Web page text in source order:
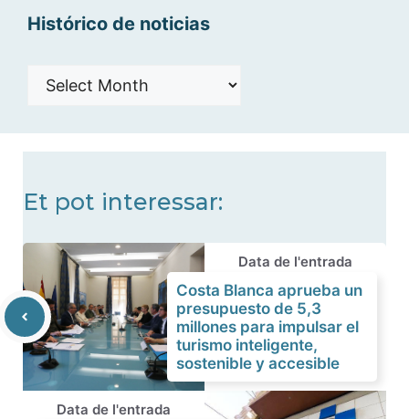
Histórico de noticias
Histórico
Et pot interessar:
Data de l'entrada
Costa Blanca aprueba un
presupuesto de 5,3
millones para impulsar el
turismo inteligente,
sostenible y accesible
Data de l'entrada